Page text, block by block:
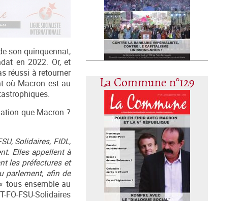
La Commune n°129
son quinquennat,
en 2022. Or, et
réussi à retourner
où Macron est au
que Macron ?
Solidaires, FIDL,
Elles appellent à
les préfectures et
parlement, afin de
tous ensemble au
FSU-Solidaires